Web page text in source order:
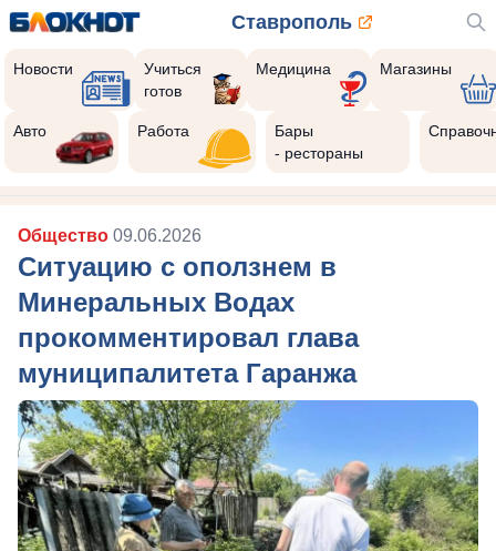
Ставрополь
Новости
Учиться
готов
Медицина Магазины
Авто Работа
Бары
- рестораны
Общество 09.06.2026
Ситуацию с оползнем в
Минеральных Водах
прокомментировал глава
муниципалитета Гаранжа